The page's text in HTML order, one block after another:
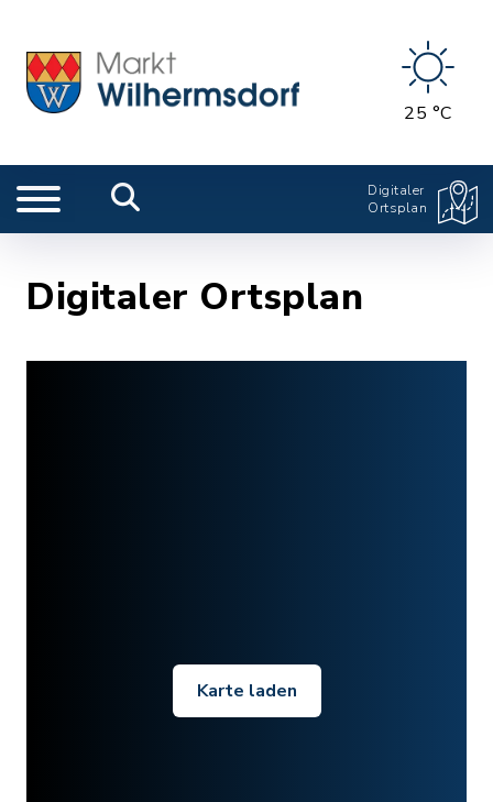
25 °C
Digitaler
Ortsplan
Digitaler Ortsplan
Karte laden